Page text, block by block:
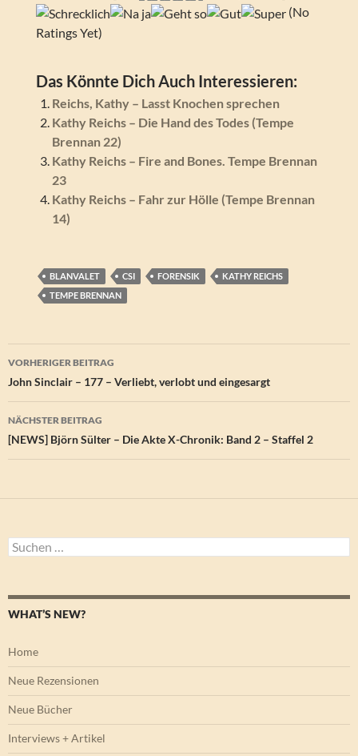
(No
Ratings Yet)
Das Könnte Dich Auch Interessieren:
Reichs, Kathy – Lasst Knochen sprechen
Kathy Reichs – Die Hand des Todes (Tempe
Brennan 22)
Kathy Reichs – Fire and Bones. Tempe Brennan
23
Kathy Reichs – Fahr zur Hölle (Tempe Brennan
14)
BLANVALET CSI FORENSIK
KATHY REICHS
TEMPE BRENNAN
Beitragsnavigation
VORHERIGER BEITRAG
John Sinclair – 177 – Verliebt, verlobt und eingesargt
NÄCHSTER BEITRAG
[NEWS] Björn Sülter – Die Akte X-Chronik: Band 2 – Staffel 2
Suchen
nach:
WHAT’S NEW?
Home
Neue Rezensionen
Neue Bücher
Interviews + Artikel